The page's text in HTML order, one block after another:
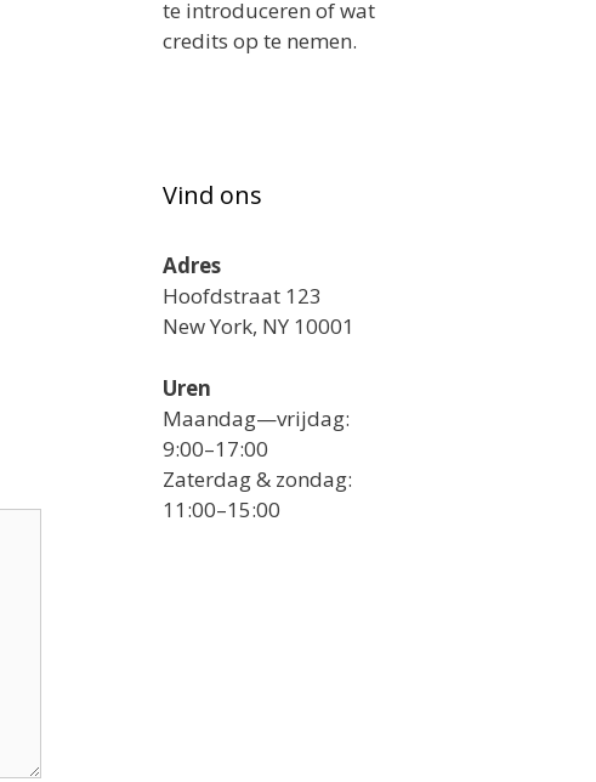
te introduceren of wat
credits op te nemen.
Vind ons
Adres
Hoofdstraat 123
New York, NY 10001
Uren
Maandag—vrijdag:
9:00–17:00
Zaterdag & zondag:
11:00–15:00